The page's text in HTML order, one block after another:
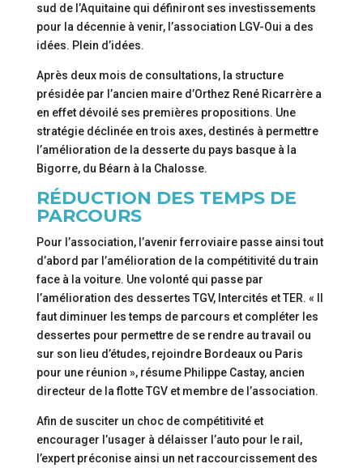
sud de l’Aquitaine qui définiront ses investissements
pour la décennie à venir, l’association LGV-Oui a des
idées. Plein d’idées.
Après deux mois de consultations, la structure
présidée par l’ancien maire d’Orthez René Ricarrère a
en effet dévoilé ses premières propositions. Une
stratégie déclinée en trois axes, destinés à permettre
l’amélioration de la desserte du pays basque à la
Bigorre, du Béarn à la Chalosse.
RÉDUCTION DES TEMPS DE
PARCOURS
Pour l’association, l’avenir ferroviaire passe ainsi tout
d’abord par l’amélioration de la compétitivité du train
face à la voiture. Une volonté qui passe par
l’amélioration des dessertes TGV, Intercités et TER. « Il
faut diminuer les temps de parcours et compléter les
dessertes pour permettre de se rendre au travail ou
sur son lieu d’études, rejoindre Bordeaux ou Paris
pour une réunion », résume Philippe Castay, ancien
directeur de la flotte TGV et membre de l’association.
Afin de susciter un choc de compétitivité et
encourager l’usager à délaisser l’auto pour le rail,
l’expert préconise ainsi un net raccourcissement des